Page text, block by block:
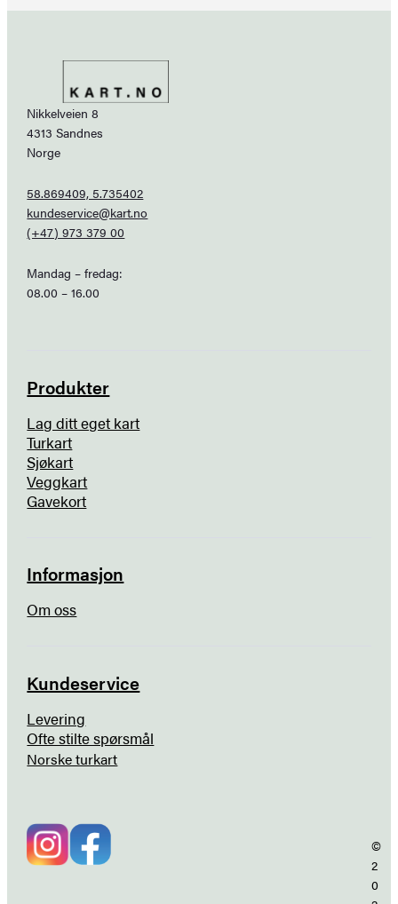
Nikkelveien 8
4313 Sandnes
Norge
58.869409, 5.735402
kundeservice@kart.no
(+47) 973 379 00
Mandag – fredag:
08.00 – 16.00
Produkter
Lag ditt eget kart
Turkart
Sjøkart
Veggkart
Gavekort
Informasjon
Om oss
Kundeservice
Levering
Ofte stilte spørsmål
Norske turkart
©
2
0